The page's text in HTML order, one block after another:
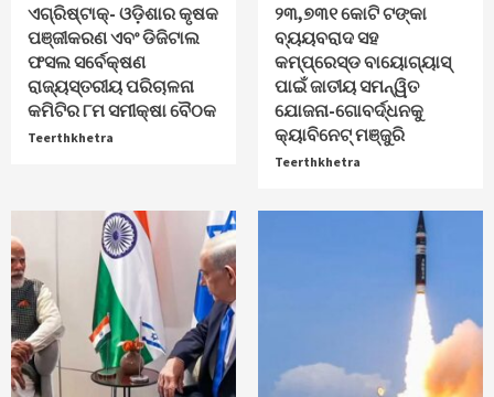
ଏଗ୍ରିଷ୍ଟାକ୍‌- ଓଡ଼ିଶାର କୃଷକ
ପଞ୍ଜୀକରଣ ଏବଂ ଡିଜିଟାଲ
ଫସଲ ସର୍ବେକ୍ଷଣ
ରାଜ୍ୟସ୍ତରୀୟ ପରିଚାଳନା
କମିଟିର ୮ମ ସମୀକ୍ଷା ବୈଠକ
Teerthkhetra
୨୩,୭୩୧ କୋଟି ଟଙ୍କା
ବ୍ୟୟବରାଦ ସହ
କମ୍ପ୍ରେସ୍ଡ ବାୟୋଗ୍ୟାସ୍
ପାଇଁ ଜାତୀୟ ସମନ୍ୱିତ
ଯୋଜନା-ଗୋବର୍ଦ୍ଧନକୁ
କ୍ୟାବିନେଟ୍‌ ମଞ୍ଜୁରି
Teerthkhetra